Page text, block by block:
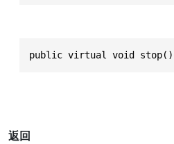
public virtual void stop()
返回